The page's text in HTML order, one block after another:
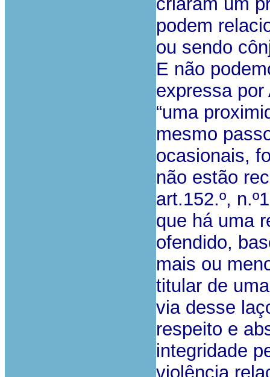
podem
ou sendo
E não
expressa
“uma
mesmo
ocasionais,
não estão
art.152.º,
que há uma
ofendido,
mais ou
titular de
via desse
respeito e
integridade
violência